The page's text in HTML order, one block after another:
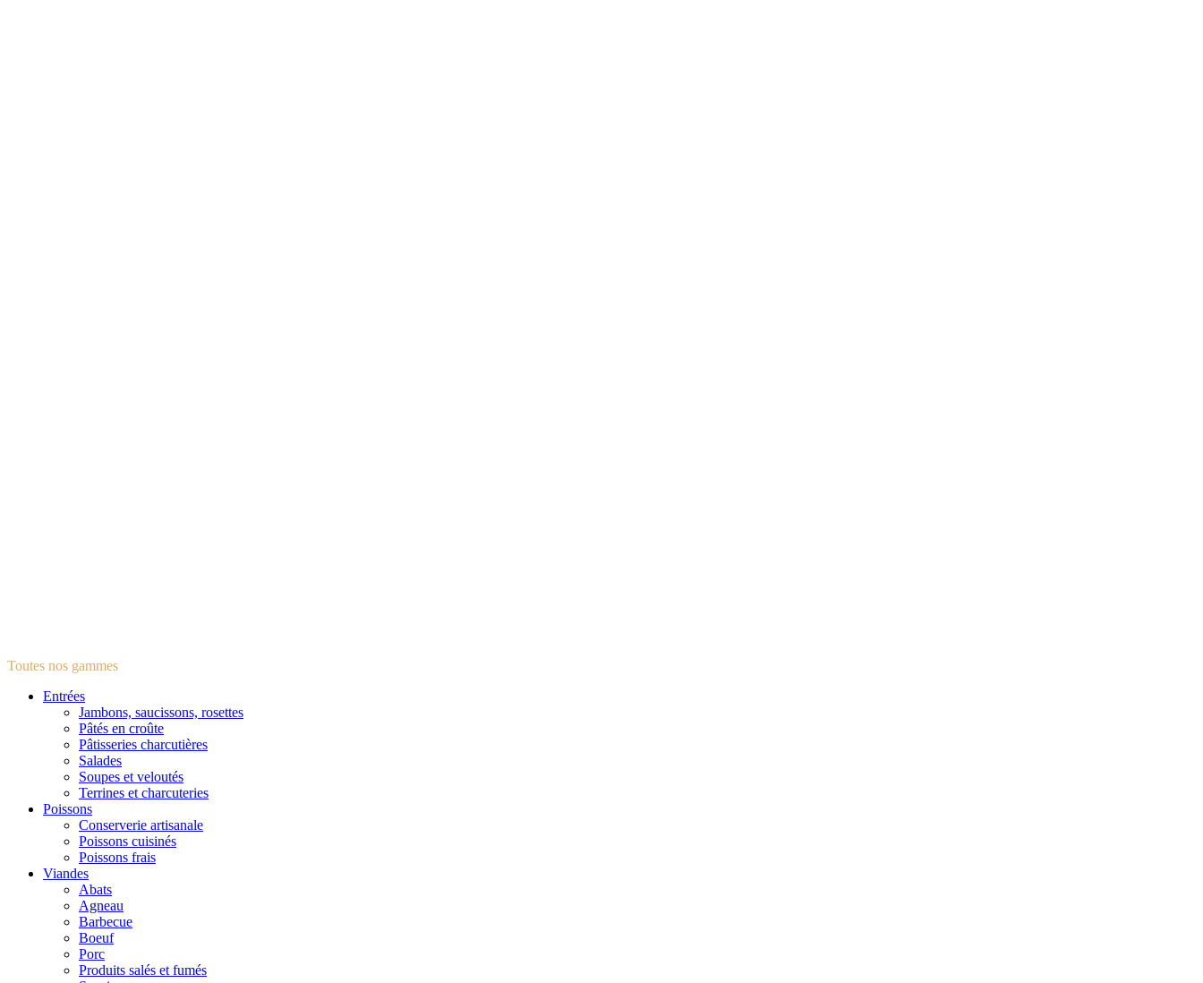
Toutes nos gammes
Entrées
Jambons, saucissons, rosettes
Pâtés en croûte
Pâtisseries charcutières
Salades
Soupes et veloutés
Terrines et charcuteries
Poissons
Conserverie artisanale
Poissons cuisinés
Poissons frais
Viandes
Abats
Agneau
Barbecue
Boeuf
Porc
Produits salés et fumés